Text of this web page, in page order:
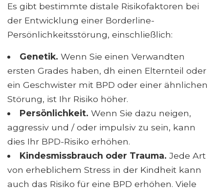
Es gibt bestimmte distale Risikofaktoren bei
der Entwicklung einer Borderline-
Persönlichkeitsstörung, einschließlich:
Genetik. Wenn Sie einen Verwandten
ersten Grades haben, dh einen Elternteil oder
ein Geschwister mit BPD oder einer ähnlichen
Störung, ist Ihr Risiko höher.
Persönlichkeit. Wenn Sie dazu neigen,
aggressiv und / oder impulsiv zu sein, kann
dies Ihr BPD-Risiko erhöhen.
Kindesmissbrauch oder Trauma. Jede Art
von erheblichem Stress in der Kindheit kann
auch das Risiko für eine BPD erhöhen. Viele